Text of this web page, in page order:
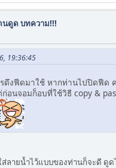
นดูด บทความ!!!
19:36:45
รดึงฟีดมาใช้ หากท่านไปปิดฟีด
อนจอมก็อบที่ใช้วิธี copy &
ลายน้ำไว้แบบของท่านก็จะดี ดู